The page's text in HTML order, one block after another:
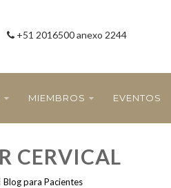
+51 2016500 anexo 2244
MIEMBROS EVENTOS
CERVICAL
Blog para Pacientes